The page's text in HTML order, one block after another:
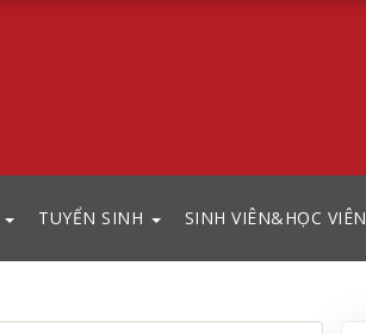
TUYỂN SINH SINH VIÊN&HỌC VIÊN